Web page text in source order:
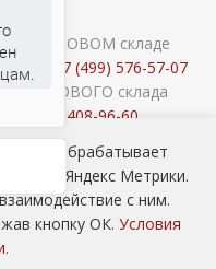
на ОПТОВОМ складе
+7 (499) 576-57-07
склада
+7 (926) 408-96-60
посуда и товары для
и обрабатывает
Яндекс Метрики.
с ним.
кнопку ОК. Условия
.